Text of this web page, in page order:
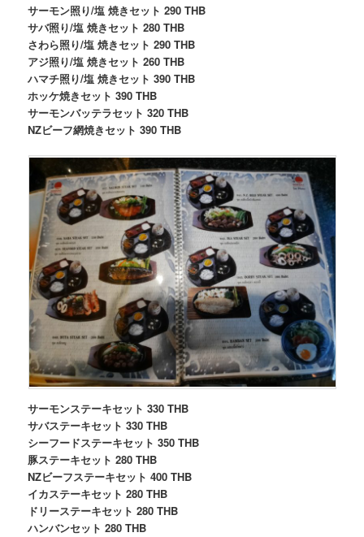
サーモン照り/塩 焼きセット 290 THB
サバ照り/塩 焼きセット 280 THB
さわら照り/塩 焼きセット 290 THB
アジ照り/塩 焼きセット 260 THB
ハマチ照り/塩 焼きセット 390 THB
ホッケ焼きセット 390 THB
サーモンバッテラセット 320 THB
NZビーフ網焼きセット 390 THB
サーモンステーキセット 330 THB
サバステーキセット 330 THB
シーフードステーキセット 350 THB
豚ステーキセット 280 THB
NZビーフステーキセット 400 THB
イカステーキセット 280 THB
ドリーステーキセット 280 THB
ハンバンセット 280 THB